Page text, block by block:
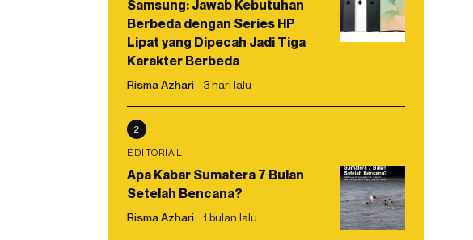
Samsung: Jawab Kebutuhan
Berbeda dengan Series HP
Lipat yang Dipecah Jadi Tiga
Karakter Berbeda
Risma Azhari 3 hari lalu
2
EDITORIAL
Apa Kabar Sumatera 7 Bulan
Setelah Bencana?
Risma Azhari 1 bulan lalu